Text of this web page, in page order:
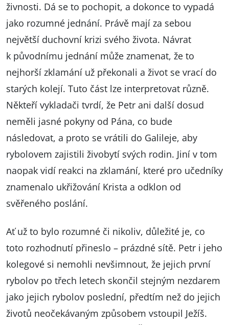
živnosti. Dá se to pochopit, a dokonce to vypadá
jako rozumné jednání. Právě mají za sebou
největší duchovní krizi svého života. Návrat
k původnímu jednání může znamenat, že to
nejhorší zklamání už překonali a život se vrací do
starých kolejí. Tuto část lze interpretovat různě.
Někteří vykladači tvrdí, že Petr ani další dosud
neměli jasné pokyny od Pána, co bude
následovat, a proto se vrátili do Galileje, aby
rybolovem zajistili živobytí svých rodin. Jiní v tom
naopak vidí reakci na zklamání, které pro učedníky
znamenalo ukřižování Krista a odklon od
svěřeného poslání.
Ať už to bylo rozumné či nikoliv, důležité je, co
toto rozhodnutí přineslo – prázdné sítě. Petr i jeho
kolegové si nemohli nevšimnout, že jejich první
rybolov po třech letech skončil stejným nezdarem
jako jejich rybolov poslední, předtím než do jejich
životů neočekávaným způsobem vstoupil Ježíš.